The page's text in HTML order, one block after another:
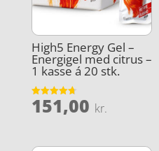
High5 Energy Gel –
Energigel med citrus –
1 kasse á 20 stk.
Vurderet
4.7
151,00 kr.